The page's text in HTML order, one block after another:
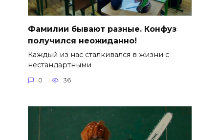
Фамилии бывают разные. Конфуз
получился неожиданно!
Каждый из нас сталкивался в жизни с
нестандартными
0 36